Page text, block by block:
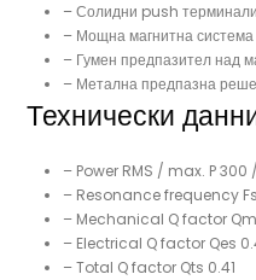
– Солидни push терминали
– Мощна магнитна система
– Гумен предпазител над
– Метална предпазна
Технически
– Power RMS / max. P
– Resonance frequency
– Mechanical Q factor
– Electrical Q factor Qes
– Total Q factor Qts 0.41